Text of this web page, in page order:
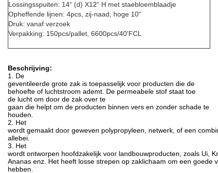
Lossingsspuiten: 14“ (d) X12“ H met staebloemblaadje
Opheffende lijnen: 4pcs, zij-naad, hoge 10“
Druk: vanaf verzoek
Verpakking: 150pcs/pallet, 6600pcs/40'FCL
Beschrijving:
1. De
geventileerde grote zak is toepasselijk voor producten die de
behoefte of luchtstroom ademt. De permeabele stof staat toe
de lucht om door de zak over te
gaan die helpt om de producten binnen vers en zonder schade te
houden.
2. Het
wordt gemaakt door geweven polypropyleen, netwerk, of een
allebei.
3. Het
wordt ontworpen hoofdzakelijk voor landbouwproducten, zoals Ui,
Ananas enz. Het heeft losse strepen op zaklichaam om een goede
hebben.